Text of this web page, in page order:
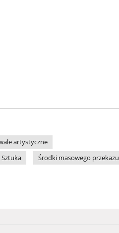
artystyczne
Sztuka
Środki masowego przekazu